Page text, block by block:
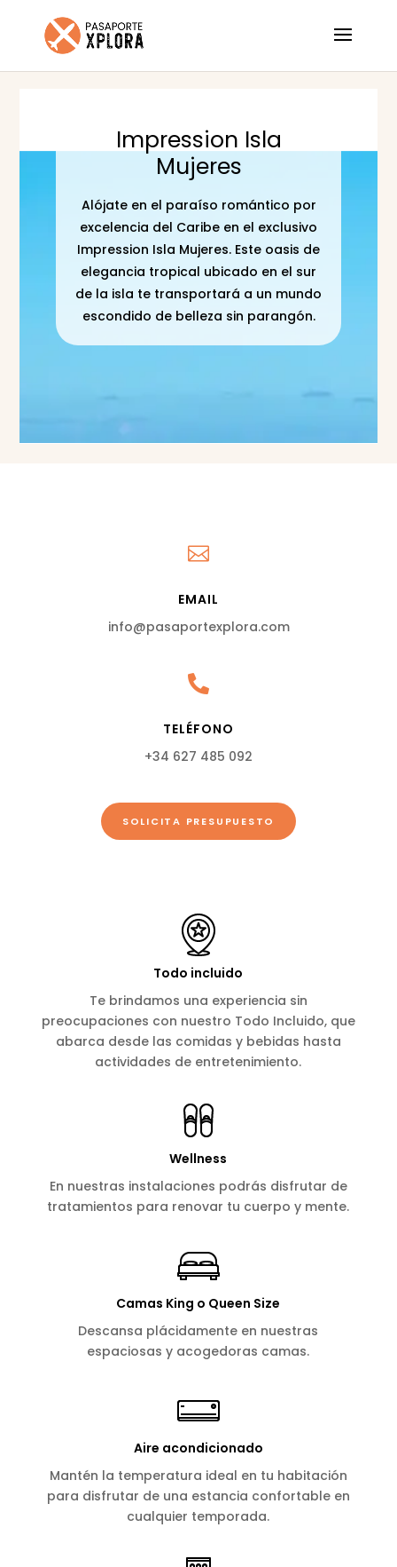
Impression Isla
Mujeres
Alójate en el paraíso romántico por
excelencia del Caribe en el exclusivo
Impression Isla Mujeres. Este oasis de
elegancia tropical ubicado en el sur
de la isla te transportará a un mundo
escondido de belleza sin parangón.

EMAIL
info@pasaportexplora.com

TELÉFONO
+34 627 485 092
SOLICITA PRESUPUESTO
Todo incluido
Te brindamos una experiencia sin
preocupaciones con nuestro Todo Incluido, que
abarca desde las comidas y bebidas hasta
actividades de entretenimiento.
Wellness
En nuestras instalaciones podrás disfrutar de
tratamientos para renovar tu cuerpo y mente.
Camas King o Queen Size
Descansa plácidamente en nuestras
espaciosas y acogedoras camas.
Aire acondicionado
Mantén la temperatura ideal en tu habitación
para disfrutar de una estancia confortable en
cualquier temporada.